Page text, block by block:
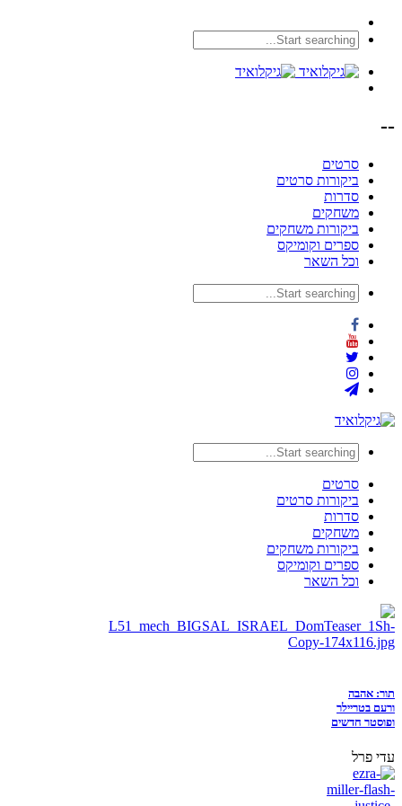
--
סרטים
ביקורות סרטים
סדרות
משחקים
ביקורות משחקים
ספרים וקומיקס
וכל השאר
סרטים
ביקורות סרטים
סדרות
משחקים
ביקורות משחקים
ספרים וקומיקס
וכל השאר
תור: אהבה
ורעם בטריילר
ופוסטר חדשים
עדי פרל